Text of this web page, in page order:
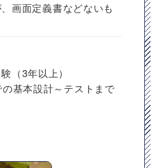
画面定義書などないも
（3年以上）
基本設計～テストまで